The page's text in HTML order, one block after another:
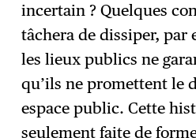
incertain ? Quelques
tâchera de dissiper, par
les lieux publics ne
qu’ils ne promettent le
espace public. Cette
seulement faite de